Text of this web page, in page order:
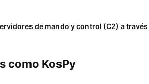
de mando y control (C2) a
como KosPy​